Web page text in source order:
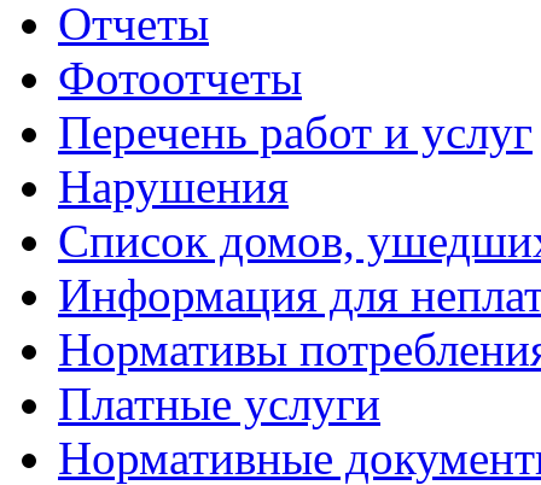
Отчеты
Фотоотчеты
Перечень работ и услуг
Нарушения
Список домов,
Информация для
Нормативы
Платные услуги
Нормативные